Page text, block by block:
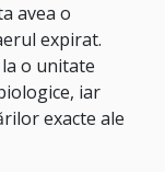
avea o
expirat.
o unitate
iar
exacte ale